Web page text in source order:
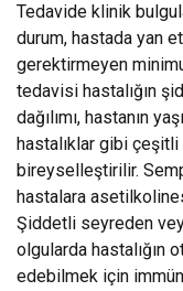
Tedavide klinik
durum, hastada yan
gerektirmeyen
tedavisi hastalığın
dağılımı, hastanın
hastalıklar gibi
bireyselleştirilir.
hastalara
Şiddetli seyreden
olgularda hastalığın
edebilmek için immün